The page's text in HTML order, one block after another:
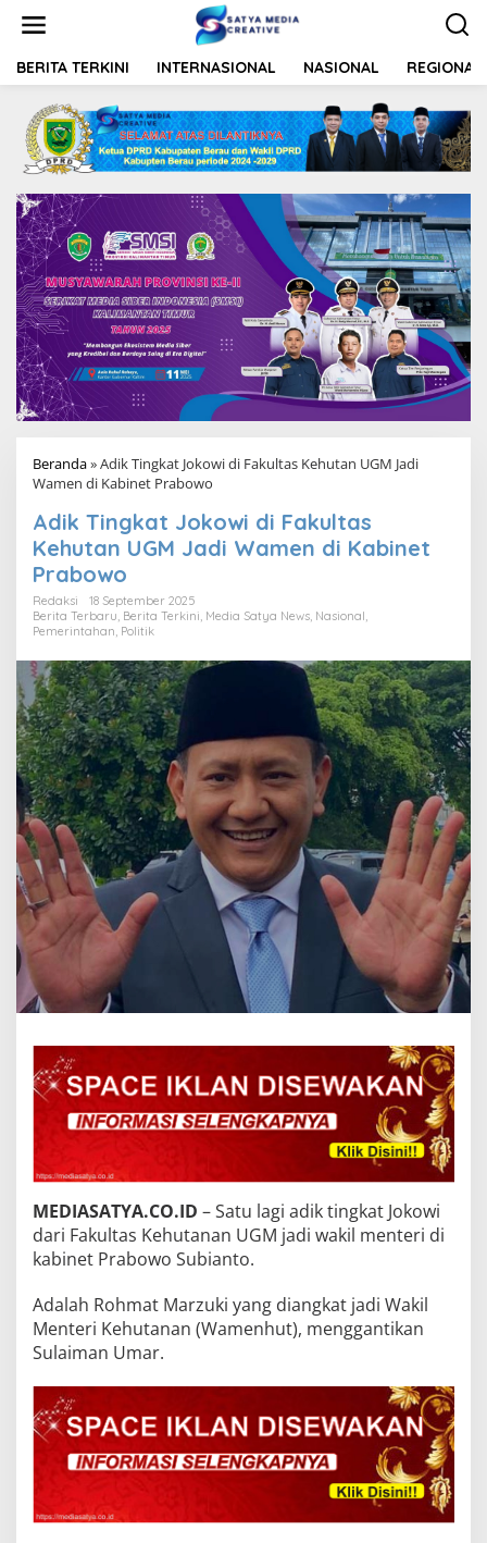
t
BERITA TERKINI INTERNASIONAL NASIONAL REGIONAL
Beranda»Adik Tingkat Jokowi di Fakultas Kehutan UGM Jadi
Wamen di Kabinet Prabowo
Adik Tingkat Jokowi di Fakultas
Kehutan UGM Jadi Wamen di Kabinet
Prabowo
Redaksi
18 September 2025
Berita Terbaru Berita Terkini Media Satya News Nasional
Pemerintahan Politik
MEDIASATYA.CO.ID – Satu lagi adik tingkat Jokowi
dari Fakultas Kehutanan UGM jadi wakil menteri di
kabinet Prabowo Subianto.
Adalah Rohmat Marzuki yang diangkat jadi Wakil
Menteri Kehutanan (Wamenhut), menggantikan
Sulaiman Umar.